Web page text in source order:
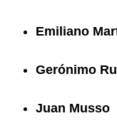
Emiliano
Gerónimo
Juan Musso